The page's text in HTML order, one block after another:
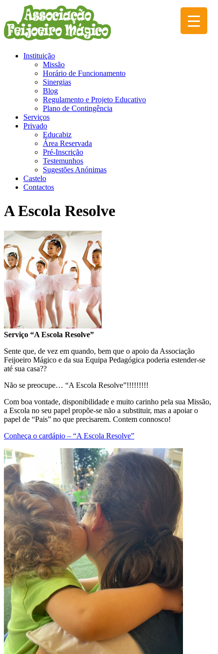
Instituição
Missão
Horário de Funcionamento
Sinergias
Blog
Regulamento e Projeto Educativo
Plano de Contingência
Serviços
Privado
Educabiz
Área Reservada
Pré-Inscrição
Testemunhos
Sugestões Anónimas
Castelo
Contactos
A Escola Resolve
Serviço “A Escola Resolve”
Sente que, de vez em quando, bem que o apoio da Associação
Feijoeiro Mágico e da sua Equipa Pedagógica poderia estender-se
até sua casa??
Não se preocupe… “A Escola Resolve”!!!!!!!!!
Com boa vontade, disponibilidade e muito carinho pela sua Missão,
a Escola no seu papel propõe-se não a substituir, mas a apoiar o
papel de “Pais” no que precisarem. Contem connosco!
Conheça o cardápio – “A Escola Resolve”